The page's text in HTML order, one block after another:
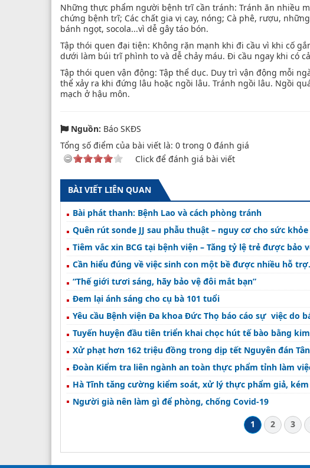
Những thực phẩm người bệnh trĩ cần tránh: Tránh ăn nhiều
chứng bệnh trĩ; Các chất gia vị cay, nóng; Cà phê, rượu,
bánh ngọt, socola...vì dễ gây táo bón.
Tập thói quen đại tiện: Không rặn mạnh khi đi cầu vì khi cố
dưới làm búi trĩ phình to và dễ chảy máu. Đi cầu ngay khi có
Tập thói quen vận động: Tập thể dục. Duy trì vận động mỗi
thể xảy ra khi đứng lâu hoặc ngồi lâu. Tránh ngồi lâu. Ngồi
mạch ở hậu môn.
Nguồn: Báo SKĐS
Tổng số điểm của bài viết là: 0 trong 0 đánh giá
Click để đánh giá bài viết
BÀI VIẾT LIÊN QUAN
Bài phát thanh: Bệnh Lao và cách phòng tránh
Quên rút sonde JJ sau phẫu thuật – nguy cơ cho sức khỏe
Tiêm vắc xin BCG tại bệnh viện – Tăng tỷ lệ trẻ được bảo
Cần hiểu đúng về việc sinh con một bề được nhiều hỗ trợ.
“Thế giới tươi sáng, hãy bảo vệ đôi mắt bạn”
Đem lại ánh sáng cho cụ bà 101 tuổi
Yêu cầu Bệnh viện Đa khoa Đức Thọ báo cáo sự việc do
Tuyến huyện đầu tiên triển khai chọc hút tế bào bằng
Xử phạt hơn 162 triệu đồng trong dịp tết Nguyên đán
Đoàn Kiểm tra liên ngành an toàn thực phẩm tỉnh làm
Hà Tĩnh tăng cường kiểm soát, xử lý thực phẩm giả,
Người già nên làm gì để phòng, chống Covid-19
1
2 3